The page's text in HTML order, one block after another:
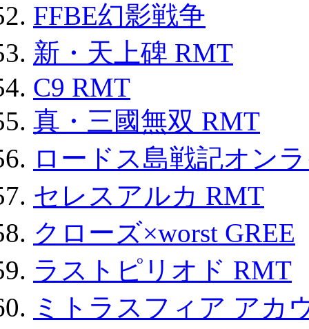
FFBE幻影戦争
新・天上碑 RMT
C9 RMT
真・三國無双 RMT
ロードス島戦記オン
セレスアルカ RMT
クローズ×worst GREE
ラストピリオド RMT
ミトラスフィア アカ